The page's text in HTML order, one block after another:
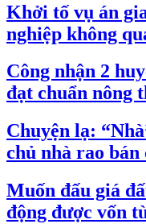
Khởi tố vụ án
nghiệp không
Công nhận 2
đạt chuẩn nông
Chuyện lạ:
chủ nhà rao
Muốn đấu giá
động được vốn